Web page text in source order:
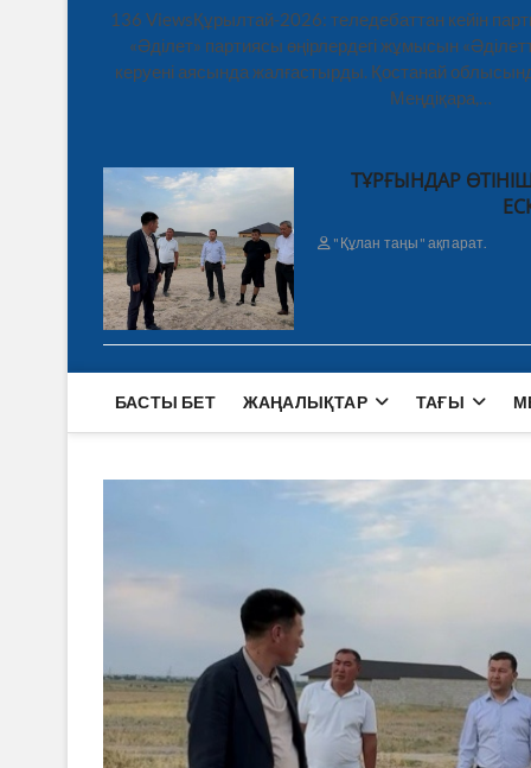
136 ViewsҚұрылтай-2026: теледебаттан кейін
«Әділет» партиясы өңірлердегі жұмысын
керуені аясында жалғастырды. Қостанай
Меңдіқара,…
ТҰРҒЫНДАР
"Құлан таңы" ақпарат.
БАСТЫ БЕТ ЖАҢАЛЫҚТАР ТАҒЫ